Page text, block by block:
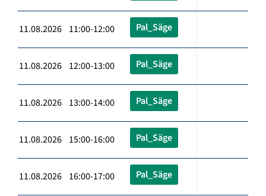
11.08.2026 11:00-12:00 Pal_Säge
11.08.2026 12:00-13:00 Pal_Säge
11.08.2026 13:00-14:00 Pal_Säge
11.08.2026 15:00-16:00 Pal_Säge
11.08.2026 16:00-17:00 Pal_Säge